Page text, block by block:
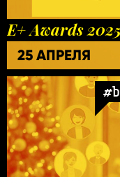
E+ Awards 2025
25 АПРЕЛЯ